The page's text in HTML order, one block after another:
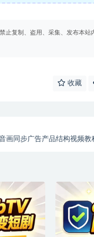
复制、盗用、采集、发布本站
收藏
画同步广告产品结构视频教